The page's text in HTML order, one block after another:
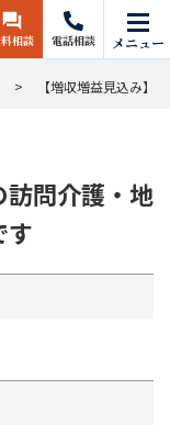
相談 電話相談 メニュー
【増収増益見込み】
訪問介護・地
す